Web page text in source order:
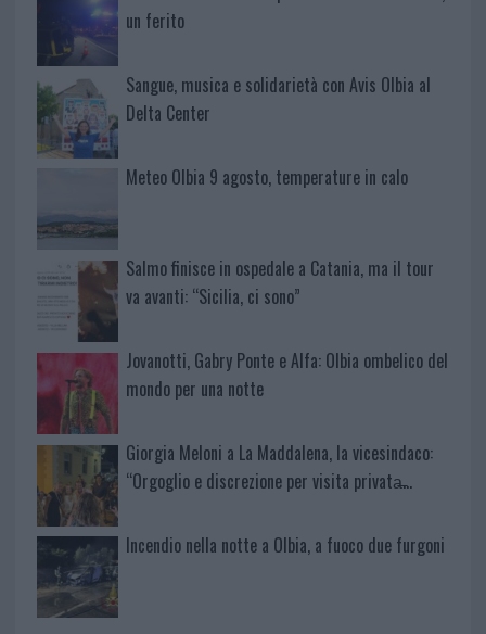
un ferito
Sangue, musica e solidarietà con Avis Olbia al
Delta Center
Meteo Olbia 9 agosto, temperature in calo
Salmo finisce in ospedale a Catania, ma il tour
va avanti: “Sicilia, ci sono”
Jovanotti, Gabry Ponte e Alfa: Olbia ombelico del
mondo per una notte
Giorgia Meloni a La Maddalena, la vicesindaco:
“Orgoglio e discrezione per visita privata̶…
Incendio nella notte a Olbia, a fuoco due furgoni